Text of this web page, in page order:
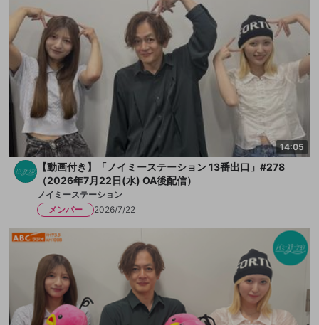
14:05
【動画付き】「ノイミーステーション 13番出口」#278
（2026年7月22日(水) OA後配信）
ノイミーステーション
メンバー
2026/7/22